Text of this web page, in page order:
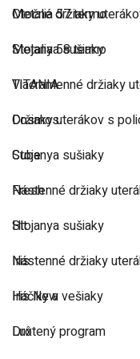
Metalia 57 termo
Metalia 58 termo
TITANIA
Cosmos
Cube
Fresh
Hit
Iris
Iris New
Lux
Otočné držiaky
Stojanya sušiaky
Viacramenné držiaky
Držiaky uterákov s
Stojanya sušiaky
Nástenné držiaky
Stojanya sušiaky
Nástenné držiaky
Háčiky a vešiaky
Drôtený program